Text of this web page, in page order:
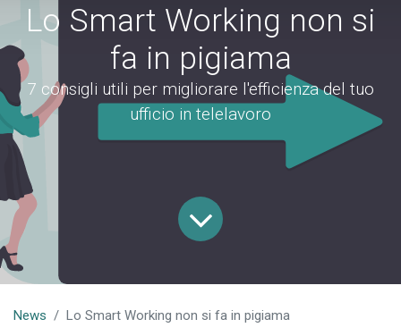
Lo Smart Working non si
fa in pigiama
7 consigli utili per migliorare l'efficienza del tuo
ufficio in telelavoro
News Lo Smart Working non si fa in pigiama